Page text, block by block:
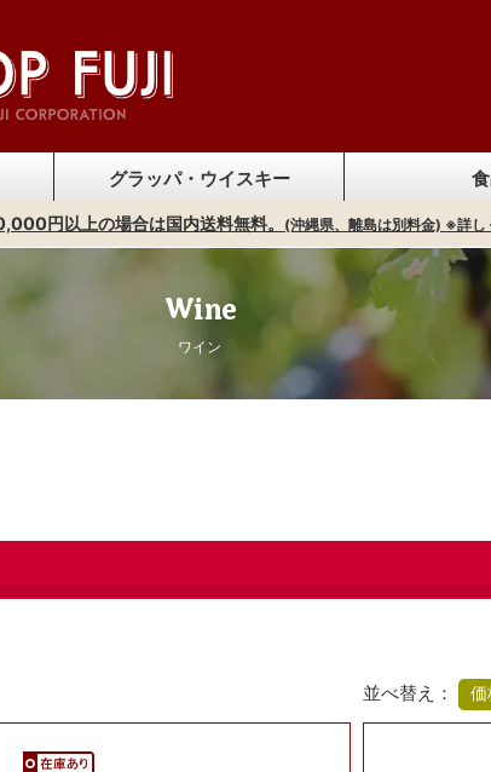
）
グラッパ・ウイスキー
グラッパ
ウイスキー
ジン
ブランデー
リモンチェッロ お
オリー
パ
調味料
オ
円以上の場合は国内送料無料。 (沖縄県、離島は別料金) ※詳し
Wine
ワイン
並べ替え：